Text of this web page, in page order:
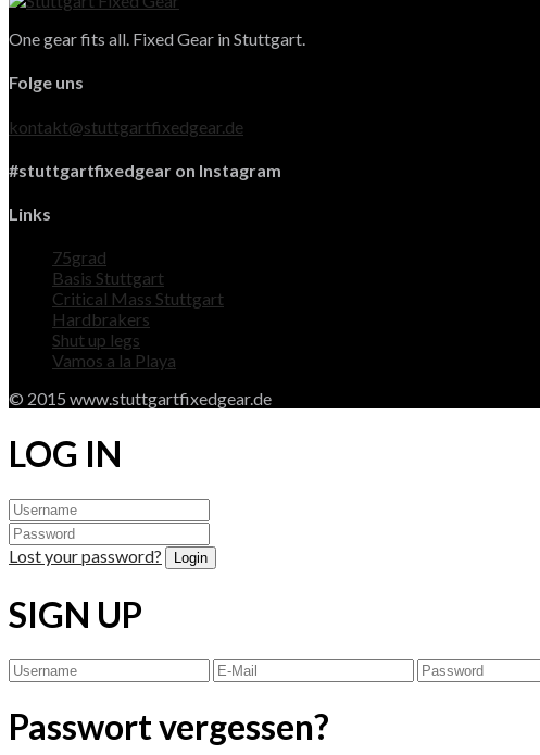
One gear fits all. Fixed Gear in Stuttgart.
Folge uns
kontakt@stuttgartfixedgear.de
#stuttgartfixedgear on Instagram
Links
75grad
Basis Stuttgart
Critical Mass Stuttgart
Hardbrakers
Shut up legs
Vamos a la Playa
© 2015 www.stuttgartfixedgear.de
LOG IN
Lost your password?
SIGN UP
Passwort vergessen?